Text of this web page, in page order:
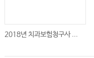
2018년 치과보험청구사 ...